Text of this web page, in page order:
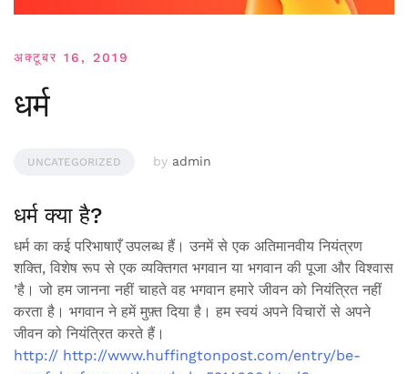
अक्टूबर 16, 2019
धर्म
UNCATEGORIZED by admin
धर्म क्या है?
धर्म का कई परिभाषाएँ उपलब्ध हैं। उनमें से एक अतिमानवीय नियंत्रण
शक्ति, विशेष रूप से एक व्यक्तिगत भगवान या भगवान की पूजा और विश्वास
’है। जो हम जानना नहीं चाहते वह भगवान हमारे जीवन को नियंत्रित नहीं
करता है। भगवान ने हमें मुफ़्त दिया है। हम स्वयं अपने विचारों से अपने
जीवन को नियंत्रित करते हैं।
http:// http://www.huffingtonpost.com/entry/be-